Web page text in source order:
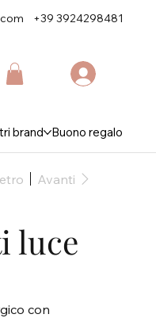
+39 3924298481
brand Buono regalo
Avanti
luce
con